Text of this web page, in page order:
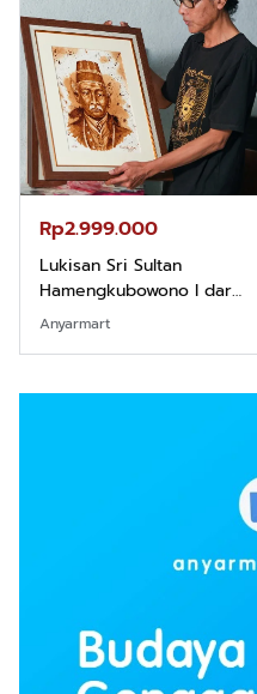
Rp2.999.000
Lukisan Sri Sultan
Hamengkubowono I dari
Kopi Karya Rudi Winarso
Anyarmart